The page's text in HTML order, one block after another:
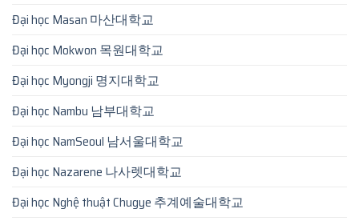
Đại học Masan 마산대학교
Đại học Mokwon 목원대학교
Đại học Myongji 명지대학교
Đại học Nambu 남부대학교
Đại học NamSeoul 남서울대학교
Đại học Nazarene 나사렛대학교
Đại học Nghệ thuật Chugye 추계예술대학교